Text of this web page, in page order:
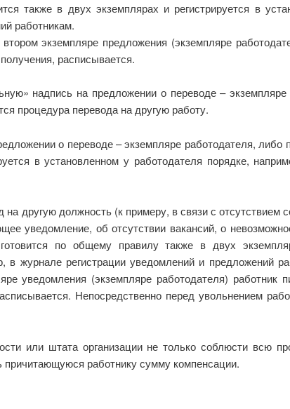
также в двух экземплярах и регистрируется в
работникам.
экземпляре предложения (экземпляре
расписывается.
надпись на предложении о переводе –
процедура перевода на другую работу.
о переводе – экземпляре работодателя, либо
в установленном у работодателя порядке,
другую должность (к примеру, в связи с отсутствием
уведомление, об отсутствии вакансий, о
по общему правилу также в двух
в журнале регистрации уведомлений и предложений
уведомления (экземпляре работодателя) работник
Непосредственно перед увольнением
или штата организации не только соблюсти всю
причитающуюся работнику сумму компенсации.